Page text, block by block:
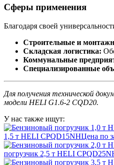
Сферы применения
Благодаря своей
Строительные и
Складская логистика:
Коммунальные
Специализированные
Для получения технической
модели HELI G1.6-2 CQD20.
У нас также ищут:
1,5 т HELI CPQD15NHЦена по
погрузчик 2,5 т HELI